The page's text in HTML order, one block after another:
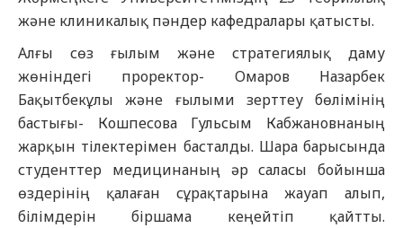
және клиникалық пәндер кафедралары қатысты.
Алғы сөз ғылым және стратегиялық даму
жөніндегі проректор- Омаров Назарбек
Бақытбекұлы және ғылыми зерттеу бөлімінің
бастығы- Кошпесова Гульсым Кабжановнаның
жарқын тілектерімен басталды. Шара барысында
студенттер медицинаның әр саласы бойынша
өздерінің қалаған сұрақтарына жауап алып,
білімдерін біршама кеңейтіп қайтты.